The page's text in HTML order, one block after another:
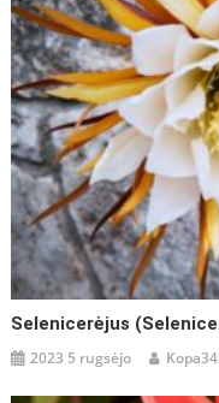
Selenicerėjus
2023 5 rugsėjo